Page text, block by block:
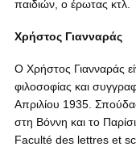
παιδιών, ο έρωτας κτλ.
Χρήστος Γιανναράς
Ο Χρήστος Γιανναράς
φιλοσοφίας και
Απριλίου 1935.
στη Βόννη και το
Faculté des lettres et